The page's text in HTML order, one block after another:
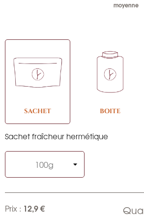
moyenne
SACHET BOITE
Sachet fraîcheur hermétique
Prix : 12,9 €